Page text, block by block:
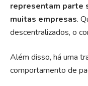
representam parte
muitas empresas.
descentralizados, o
Além disso, há uma
comportamento de